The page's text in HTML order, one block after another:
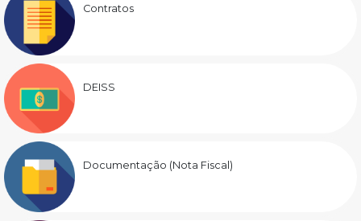
Contratos
DEISS
Documentação (Nota Fiscal)